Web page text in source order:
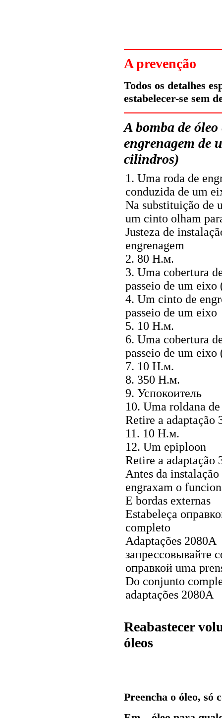
A prevenção
Todos os detalhes
estabelecer-se sem
A bomba de
engrenagem de
cilindros)
1. Uma roda de
conduzida de um
Na substituição de
um cinto olham
Justeza de
engrenagem
2. 80 Н.м.
3. Uma cobertura
passeio de um eixo
4. Um cinto de
passeio de um eixo
5. 10 Н.м.
6. Uma cobertura
passeio de um eixo
7. 10 Н.м.
8. 350 Н.м.
9. Успокоитель
10. Uma roldana
Retire a adaptação
11. 10 Н.м.
12. Um epiploon
Retire a adaptação
Antes da
engraxam o
E bordas externas
Estabeleça
completo
Adaptações 2080А
запрессовывайте
оправкой uma
Do conjunto
adaptações 2080А
Reabastecer
óleos
Preencha o óleo, só